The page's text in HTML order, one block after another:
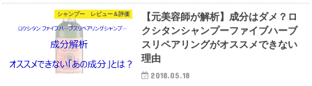
シャンプー レビュー＆評価
【元美容師が解析】成分はダメ？ロ
クシタンシャンプーファイブハーブ
スリペアリングがオススメできない
理由
2018.05.18